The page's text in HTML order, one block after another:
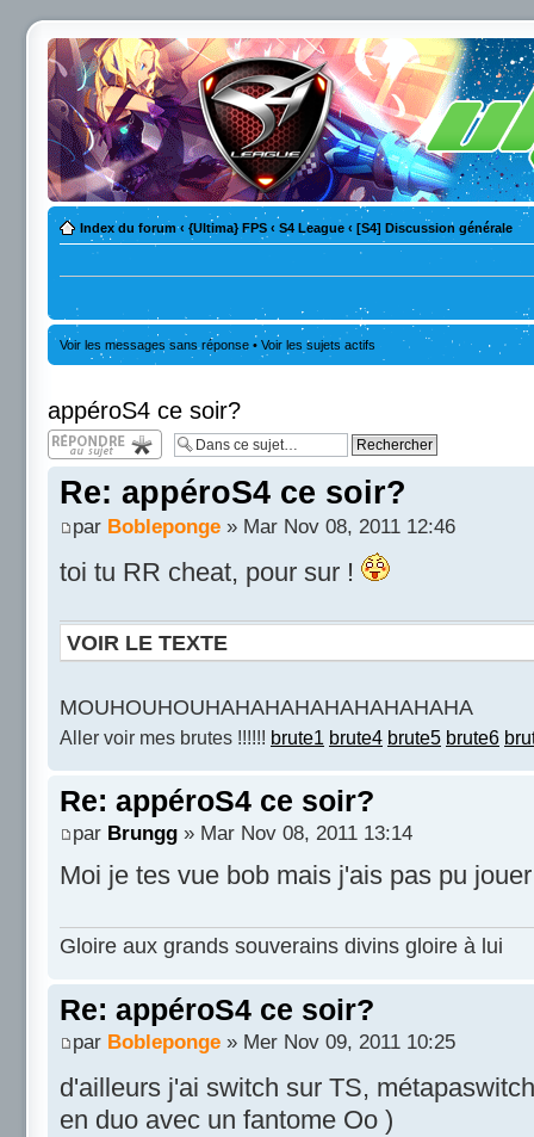
Index du forum ‹ {Ultima} FPS ‹ S4 League ‹ [S4] Discussion générale
Voir les messages sans réponse • Voir les sujets actifs
appéroS4 ce soir?
Répondre
Re: appéroS4 ce soir?
par Bobleponge » Mar Nov 08, 2011 12:46
toi tu RR cheat, pour sur !
VOIR LE TEXTE
MOUHOUHOUHAHAHAHAHAHAHAHAHA
Aller voir mes brutes !!!!!! brute1 brute4 brute5 brute6
Re: appéroS4 ce soir?
par Brungg » Mar Nov 08, 2011 13:14
Moi je tes vue bob mais j'ais pas pu
Gloire aux grands souverains divins gloire à lui
Re: appéroS4 ce soir?
par Bobleponge » Mer Nov 09, 2011 10:25
d'ailleurs j'ai switch sur TS,
en duo avec un fantome Oo )